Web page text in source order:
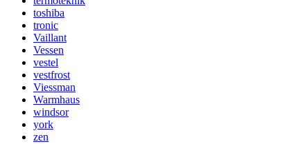
toshiba
tronic
Vaillant
Vessen
vestel
vestfrost
Viessman
Warmhaus
windsor
york
zen